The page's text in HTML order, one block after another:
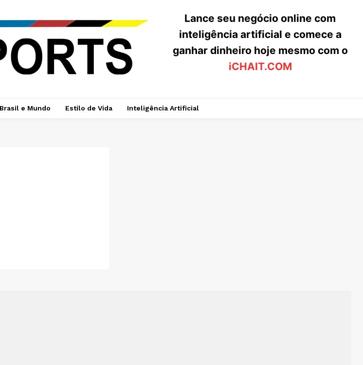
Lance seu negócio online com
inteligência artificial e comece a
ganhar dinheiro hoje mesmo com o
iCHAIT.COM
Brasil e Mundo Estilo de Vida Inteligência Artificial